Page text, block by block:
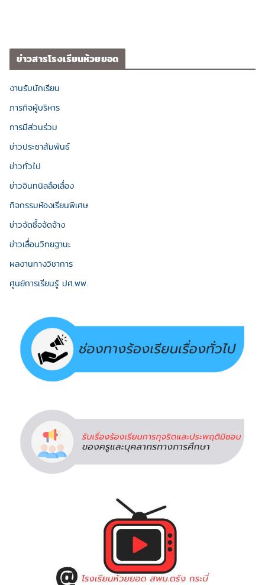
ข่าวสารโรงเรียนห้วยยอด
งานรับนักเรียน
ภารกิจผู้บริหาร
การมีส่วนร่วม
ข่าวประชาสัมพันธ์
ข่าวทั่วไป
ข่าวอินทนิลลือเลื่อง
กิจกรรมห้องเรียนพิเศษ
ข่าวจัดซื้อจัดจ้าง
ข่าวเลื่อนวิทยฐานะ
ผลงานทางวิชาการ
ศูนย์การเรียนรู้ ปศ.พพ.